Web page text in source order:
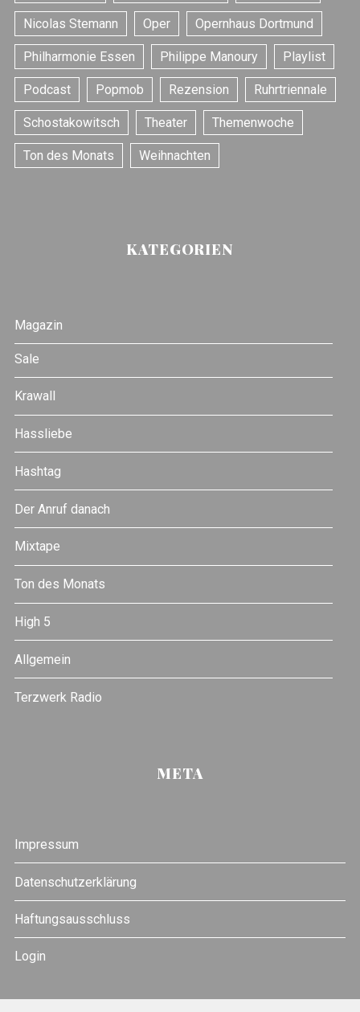
Nicolas Stemann Oper Opernhaus Dortmund
Philharmonie Essen Philippe Manoury Playlist
Podcast Popmob Rezension Ruhrtriennale
Schostakowitsch Theater Themenwoche
Ton des Monats Weihnachten
KATEGORIEN
Magazin
Sale
Krawall
Hassliebe
Hashtag
Der Anruf danach
Mixtape
Ton des Monats
High 5
Allgemein
Terzwerk Radio
META
Impressum
Datenschutzerklärung
Haftungsausschluss
Login